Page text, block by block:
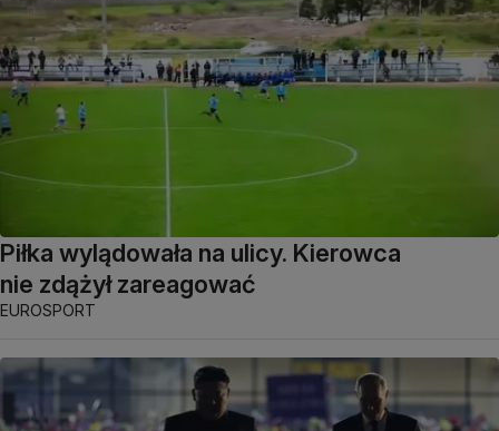
Piłka wylądowała na ulicy. Kierowca
nie zdążył zareagować
EUROSPORT